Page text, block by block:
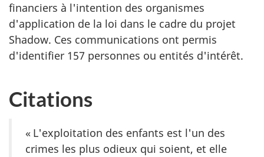
financiers à l'intention des organismes
d'application de la loi dans le cadre du projet
Shadow. Ces communications ont permis
d'identifier 157 personnes ou entités d'intérêt.
Citations
« L'exploitation des enfants est l'un des
crimes les plus odieux qui soient, et elle